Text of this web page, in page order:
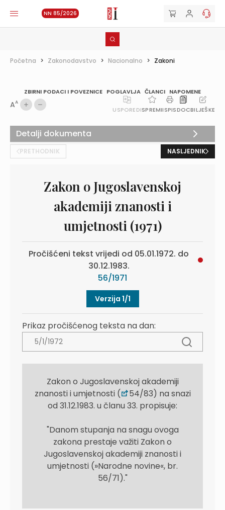
NN 85/2026
Početna > Zakonodavstvo > Nacionalno > Zakoni
ZBIRNI PODACI I POVEZNICE POGLAVLJA ČLANCI NAPOMENE
AA
USPOREDISPREMIISPISDOCBILJEŠKE
PRETHODNIK NASLJEDNIK
Zakon o Jugoslavenskoj
akademiji znanosti i
umjetnosti (1971)
Pročišćeni tekst vrijedi od 05.01.1972. do
30.12.1983.
56/1971
Verzija 1/1
Prikaz pročišćenog teksta na dan:
Zakon o Jugoslavenskoj akademiji
znanosti i umjetnosti (
54/83) na snazi
od 31.12.1983. u članu 33. propisuje:
"Danom stupanja na snagu ovoga
zakona prestaje važiti Zakon o
Jugoslavenskoj akademiji znanosti i
umjetnosti (»Narodne novine«, br.
56/71)."
Detalji dokumenta